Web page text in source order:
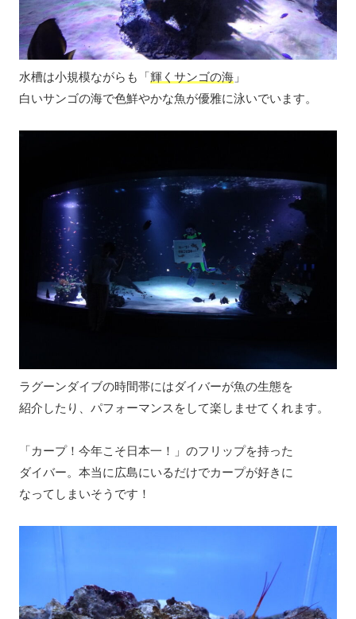
水槽は小規模ながらも「輝くサンゴの海 」
白いサンゴの海で色鮮やかな魚が優雅に泳いでいます。
ラグーンダイブの時間帯にはダイバーが魚の生態を
紹介したり、パフォーマンスをして楽しませてくれます。
「カープ！今年こそ日本一！」のフリップを持った
ダイバー。本当に広島にいるだけでカープが好きに
なってしまいそうです！